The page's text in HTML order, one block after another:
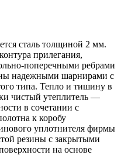
сталь толщиной 2 мм.
прилегания,
поперечными ребрами
надежными шарнирами с
типа. Тепло и тишину в
чистый утеплитель —
в сочетании с
к коробу
уплотнителя фирмы
резины с закрытыми
на основе